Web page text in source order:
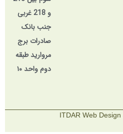
و 218 غربی
جنب بانک
صادرات برج
مروارید طبقه
دوم واحد ۱۰